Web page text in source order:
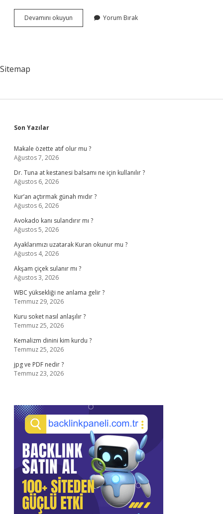
Devamını okuyun Organların
Işleyiş
Yorum Bırak
Sitemap
Sidebar
Son Yazılar
Makale özette atıf olur mu ?
Ağustos 7, 2026
Dr. Tuna at kestanesi balsamı ne için kullanılır ?
Ağustos 6, 2026
Kur’an açtırmak günah mıdır ?
Ağustos 6, 2026
Avokado kanı sulandırır mı ?
Ağustos 5, 2026
Ayaklarımızı uzatarak Kuran okunur mu ?
Ağustos 4, 2026
Akşam çiçek sulanır mı ?
Ağustos 3, 2026
WBC yüksekliği ne anlama gelir ?
Temmuz 29, 2026
Kuru soket nasıl anlaşılır ?
Temmuz 25, 2026
Kemalizm dinini kim kurdu ?
Temmuz 25, 2026
jpg ve PDF nedir ?
Temmuz 23, 2026